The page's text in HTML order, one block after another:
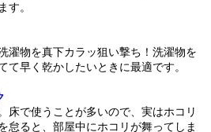
す。
濯物を真下カラッ狙い撃ち！洗濯物を
て早く乾かしたいときに最適です。
床で使うことが多いので、実はホコリ
怠ると、部屋中にホコリが舞ってしま